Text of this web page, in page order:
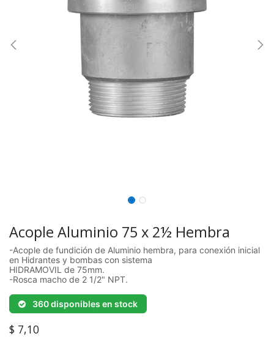
Acople Aluminio 75 x 2½ Hembra
-Acople de fundición de Aluminio hembra, para conexión inicial
en Hidrantes y bombas con sistema
HIDRAMOVIL de 75mm.
-Rosca macho de 2 1/2" NPT.
360 disponibles en stock
$ 7,10